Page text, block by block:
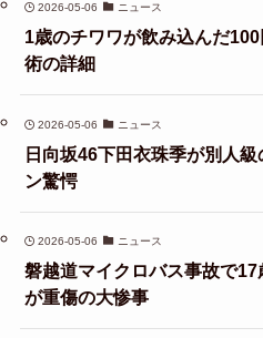
2026-05-06 ニュース
1歳のチワワが飲み込んだ
術の詳細
2026-05-06 ニュース
日向坂46下田衣珠季が別人
ン驚愕
2026-05-06 ニュース
磐越道マイクロバス事故で
が重傷の大惨事